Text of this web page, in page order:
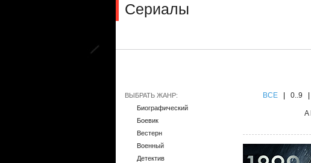
Сериалы
ВЫБРАТЬ ЖАНР:
Биографический
Боевик
Вестерн
Военный
Детектив
ВCE 0..9
A